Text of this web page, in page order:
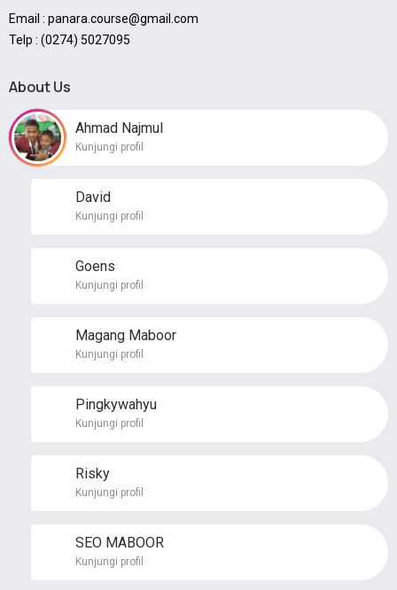
Email : panara.course@gmail.com
Telp : (0274) 5027095
About Us
Ahmad Najmul
Kunjungi profil
David
Kunjungi profil
Goens
Kunjungi profil
Magang Maboor
Kunjungi profil
Pingkywahyu
Kunjungi profil
Risky
Kunjungi profil
SEO MABOOR
Kunjungi profil